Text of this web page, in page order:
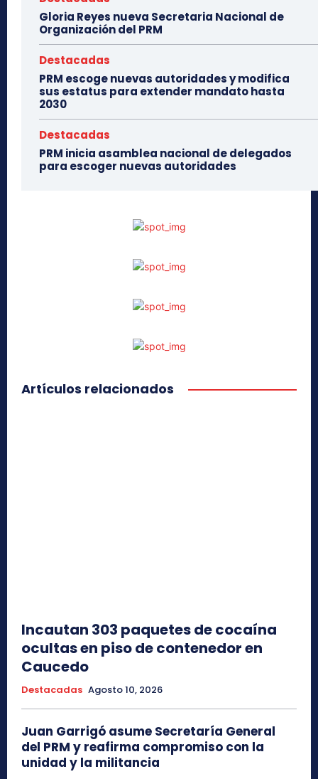
Gloria Reyes nueva Secretaria Nacional de
Organización del PRM
Destacadas
PRM escoge nuevas autoridades y modifica
sus estatus para extender mandato hasta
2030
Destacadas
PRM inicia asamblea nacional de delegados
para escoger nuevas autoridades
Artículos relacionados
Incautan 303 paquetes de cocaína
ocultas en piso de contenedor en
Caucedo
Destacadas Agosto 10, 2026
Juan Garrigó asume Secretaría General
del PRM y reafirma compromiso con la
unidad y la militancia